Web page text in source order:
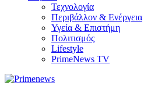
Τεχνολογία
Περιβάλλον & Ενέργεια
Υγεία & Επιστήμη
Πολιτισμός
Lifestyle
PrimeNews TV